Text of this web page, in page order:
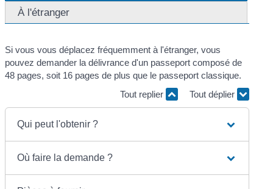
À l'étranger
Si vous vous déplacez fréquemment à l'étranger, vous
pouvez demander la délivrance d'un passeport composé de
48 pages, soit 16 pages de plus que le passeport classique.
Tout replier
Tout déplier
Qui peut l'obtenir ?
Où faire la demande ?